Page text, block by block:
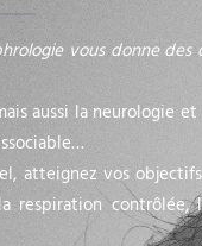
vous donne
aussi la neurologie
vos